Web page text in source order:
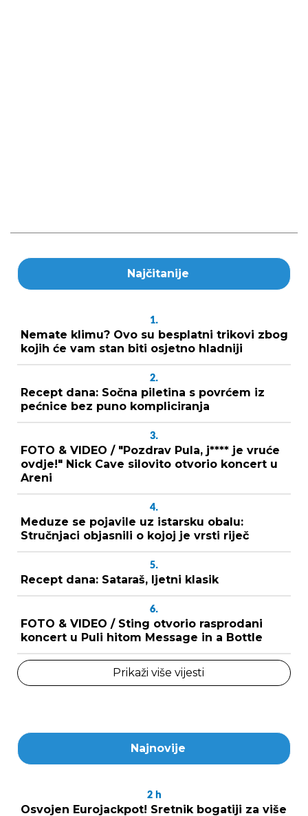
Najčitanije
1.
Nemate klimu? Ovo su besplatni trikovi zbog
kojih će vam stan biti osjetno hladniji
2.
Recept dana: Sočna piletina s povrćem iz
pećnice bez puno kompliciranja
3.
FOTO & VIDEO / "Pozdrav Pula, j**** je vruće
ovdje!" Nick Cave silovito otvorio koncert u
Areni
4.
Meduze se pojavile uz istarsku obalu:
Stručnjaci objasnili o kojoj je vrsti riječ
5.
Recept dana: Sataraš, ljetni klasik
6.
FOTO & VIDEO / Sting otvorio rasprodani
koncert u Puli hitom Message in a Bottle
Prikaži više vijesti
Najnovije
2 h
Osvojen Eurojackpot! Sretnik bogatiji za više